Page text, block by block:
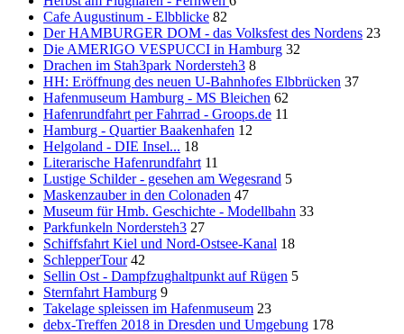
Cafe Augustinum - Elbblicke 82
Der HAMBURGER DOM - das Volksfest des Nordens 23
Die AMERIGO VESPUCCI in Hamburg 32
Drachen im Stah3park Nordersteh3 8
HH: Eröffnung des neuen U-Bahnhofes Elbbrücken 37
Hafenmuseum Hamburg - MS Bleichen 62
Hafenrundfahrt per Fahrrad - Groops.de 11
Hamburg - Quartier Baakenhafen 12
Helgoland - DIE Insel... 18
Literarische Hafenrundfahrt 11
Lustige Schilder - gesehen am Wegesrand 5
Maskenzauber in den Colonaden 47
Museum für Hmb. Geschichte - Modellbahn 33
Parkfunkeln Nordersteh3 27
Schiffsfahrt Kiel und Nord-Ostsee-Kanal 18
SchlepperTour 42
Sellin Ost - Dampfzughaltpunkt auf Rügen 5
Sternfahrt Hamburg 9
Takelage spleissen im Hafenmuseum 23
debx-Treffen 2018 in Dresden und Umgebung 178